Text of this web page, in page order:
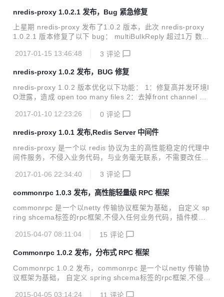
d,redis等 当代理不支持命令，假死现象
nredis-proxy 1.0.2.1 发布，Bug 紧急修复
上星期 nredis-proxy 发布了1.0.2 版本，此次 nredis-proxy
1.0.2.1 版本修复了以下 bug： multiBulkReply 超过1万 数据
任何问题 提供linux 启动命令 性能详细请看: CPU性能:http
2017-01-15 13:46:48 3 评论
nredis-proxy 1.0.2 发布，BUG 修复
nredis-proxy 1.0.2 版本优化以下功能： 1：修复高并发环境I
O泄露，造成 open too many files 2：去掉front channel 与b
olatile，精简逻辑流程 3：修复 TCP丢包问题 4：整个性能最
2017-01-10 12:23:26 0 评论
nredis-proxy 1.0.1 发布,Redis Server 中间件
nredis-proxy 是一个以 redis 协议为主的高性能稳定的代理中
间件服务，不侵入业务代码，与业务毫无联系，不需要改任何
化以下功能点 修改netty atrribute 并发问题 优化tcp参数 优化
2017-01-06 22:34:40 3 评论
commonrpc 1.0.3 发布，高性能轻量级 RPC 框架
commonrpc 是一个以netty 传输协议框架为基础， 自定义 sp
ring shcema标签的rpc框架,不侵入任何业务代码，插件模
议，扩展性强。 commonrpc 1.0.3版本特意感谢QQ群：287
及压力测试。性能在1.0.2 基础上提高将近2倍性能。 修改版
本主要包括： 1：提高服务端处理性能 2：修复注册中心服务
端数据宕机，zookeeper 数据没有删除的bug。 下面是redis
场景数据对比: redis 原生客户端的测试数据: 下面是无业务状
态...
2015-04-07 08:11:04 15 评论
Commonrpc 1.0.2 发布，分布式 RPC 框架
Commonrpc 1.0.2 发布，commonrpc 是一个以netty 传输协
议框架为基础， 自定义 spring shcema标签的rpc框架,不侵入
2015-04-05 03:14:24 11 评论